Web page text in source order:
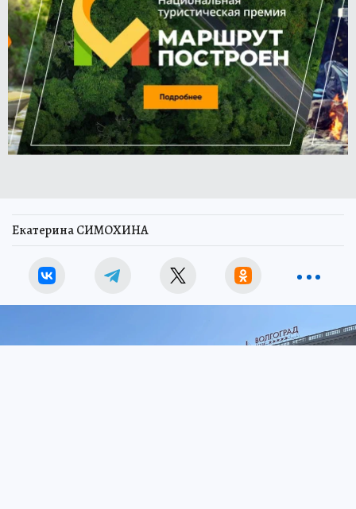
Екатерина СИМОХИНА